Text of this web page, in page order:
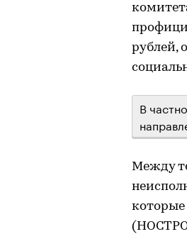
рублей,
В
Между
которые